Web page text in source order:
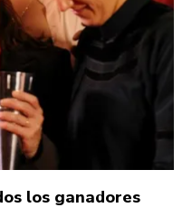
los ganadores